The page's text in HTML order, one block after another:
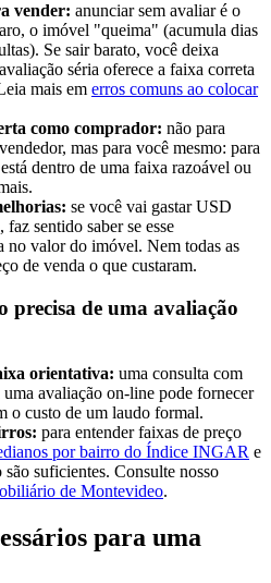
vender: anunciar sem avaliar é o
o imóvel "queima" (acumula dias
Se sair barato, você deixa
séria oferece a faixa correta
mais em erros comuns ao colocar
como comprador: não para
mas para você mesmo: para
dentro de uma faixa razoável ou
se você vai gastar USD
sentido saber se esse
no valor do imóvel. Nem todas as
de venda o que custaram.
precisa de uma avaliação
orientativa: uma consulta com
avaliação on-line pode fornecer
o custo de um laudo formal.
para entender faixas de preço
por bairro do Índice INGAR e
suficientes. Consulte nosso
de Montevideo.
para uma